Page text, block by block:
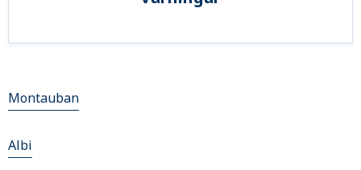
Montauban
Albi